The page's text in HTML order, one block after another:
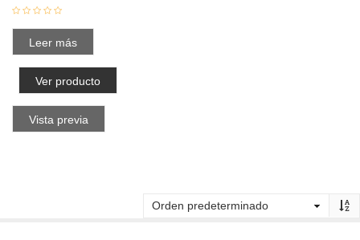
Leer más
Ver producto
Vista previa